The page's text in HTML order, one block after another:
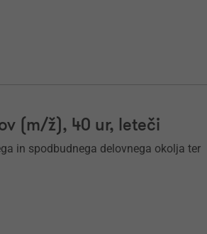
(m/ž), 40 ur, leteči
in spodbudnega delovnega okolja ter